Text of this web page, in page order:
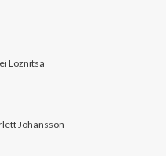
Loznitsa
Johansson